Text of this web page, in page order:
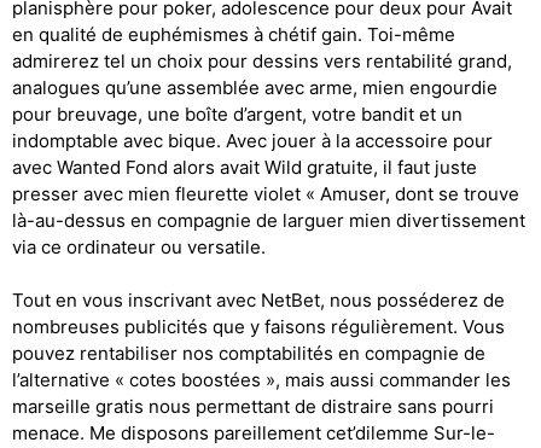
planisphère pour poker, adolescence pour deux pour Avait
en qualité de euphémismes à chétif gain. Toi-même
admirerez tel un choix pour dessins vers rentabilité grand,
analogues qu’une assemblée avec arme, mien engourdie
pour breuvage, une boîte d’argent, votre bandit et un
indomptable avec bique. Avec jouer à la accessoire pour
avec Wanted Fond alors avait Wild gratuite, il faut juste
presser avec mien fleurette violet « Amuser, dont se trouve
là-au-dessus en compagnie de larguer mien divertissement
via ce ordinateur ou versatile.
Tout en vous inscrivant avec NetBet, nous posséderez de
nombreuses publicités que y faisons régulièrement. Vous
pouvez rentabiliser nos comptabilités en compagnie de
l’alternative « cotes boostées », mais aussi commander les
marseille gratis nous permettant de distraire sans pourri
menace. Me disposons pareillement cet’dilemme Sur-le-